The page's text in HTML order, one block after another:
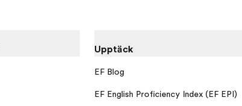
Upptäck
EF Blog
EF English Proficiency Index (EF EPI)